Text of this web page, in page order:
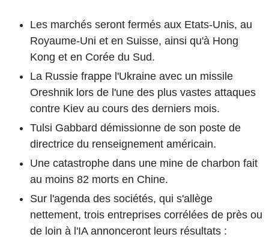
Les marchés seront fermés aux Etats-Unis, au
Royaume-Uni et en Suisse, ainsi qu'à Hong
Kong et en Corée du Sud.
La Russie frappe l'Ukraine avec un missile
Oreshnik lors de l'une des plus vastes attaques
contre Kiev au cours des derniers mois.
Tulsi Gabbard démissionne de son poste de
directrice du renseignement américain.
Une catastrophe dans une mine de charbon fait
au moins 82 morts en Chine.
Sur l'agenda des sociétés, qui s'allège
nettement, trois entreprises corrélées de près ou
de loin à l'IA annonceront leurs résultats :